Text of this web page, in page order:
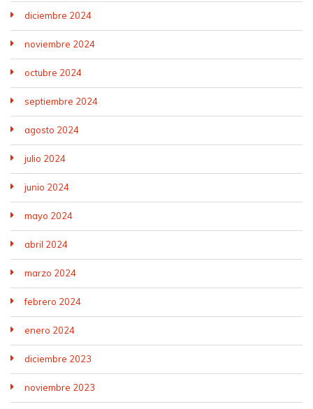
diciembre 2024
noviembre 2024
octubre 2024
septiembre 2024
agosto 2024
julio 2024
junio 2024
mayo 2024
abril 2024
marzo 2024
febrero 2024
enero 2024
diciembre 2023
noviembre 2023